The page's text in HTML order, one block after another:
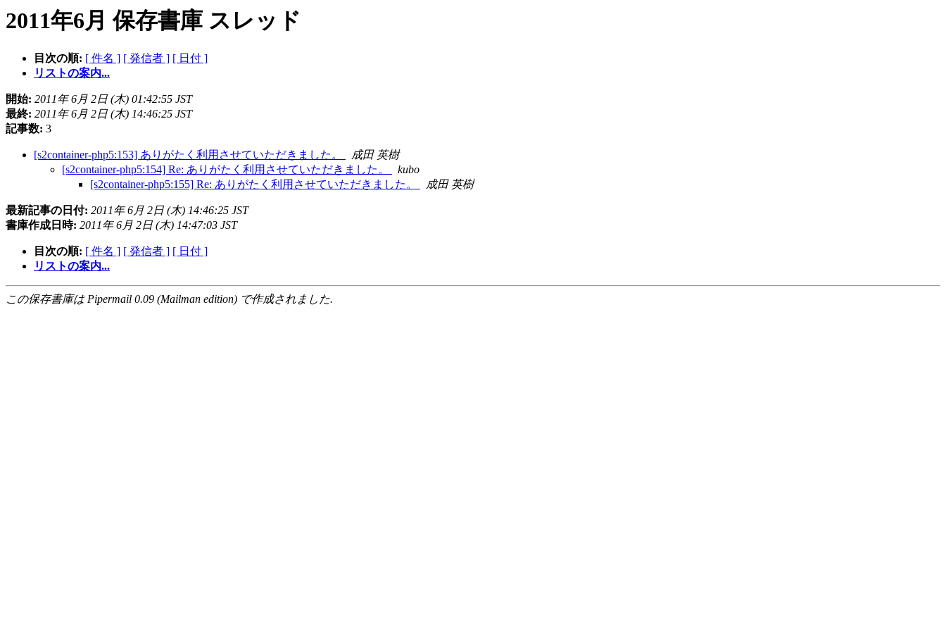
2011年6月 保存書庫 スレッド
目次の順: [ 件名 ] [ 発信者 ] [ 日付 ]
リストの案内...
開始: 2011年 6月 2日 (木) 01:42:55 JST
最終: 2011年 6月 2日 (木) 14:46:25 JST
記事数: 3
[s2container-php5:153] ありがたく利用させていただきました。
成田 英樹
[s2container-php5:154] Re: ありがたく利用させていただきました。
kubo
[s2container-php5:155] Re: ありがたく利用させていただきました。
成田 英樹
最新記事の日付: 2011年 6月 2日 (木) 14:46:25 JST
書庫作成日時: 2011年 6月 2日 (木) 14:47:03 JST
目次の順: [ 件名 ] [ 発信者 ] [ 日付 ]
リストの案内...
この保存書庫は Pipermail 0.09 (Mailman edition) で作成されました.